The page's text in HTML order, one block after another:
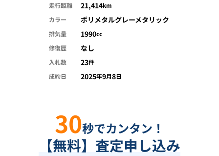
走行距離 21,414km
カラー
ポリメタルグレーメタリック
排気量 1990cc
修復歴
なし
入札数 23件
成約日
2025年9月8日
30秒でカンタン！
【無料】査定申し込み